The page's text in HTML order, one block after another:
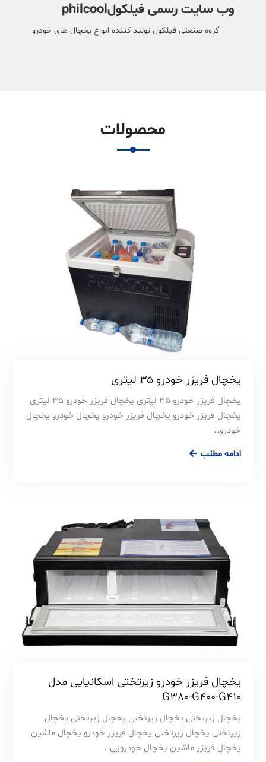
وب سایت رسمی فیلکولphilcool
گروه صنعتی فیلکول تولید کننده انواع یخچال های خودرو
محصولات
یخچال فریزر خودرو ۳۵ لیتری
یخچال فریزر خودرو 35 لیتری یخچال فریزر خودرو 35 لیتری
یخچال فریزر خودرو یخچال فریزر خودرو یخچال خودرو یخچال
خودرو…
ادامه مطلب
یخچال فریزر خودرو زیرتختی اسکانیایی مدل
G380-G400-G410
یخچال زیرتختی یخچال زیرتختی یخچال زیرتختی یخچال
زیرتختی یخچال زیرتختی یخچال فریزر خودرو یخچال ماشین
یخچال فریزر ماشین یخچال خودرویی…